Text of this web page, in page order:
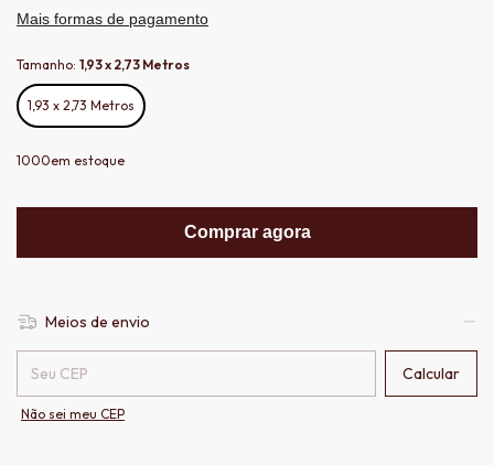
Mais formas de pagamento
Tamanho: 1,93 x 2,73 Metros
1,93 x 2,73 Metros
1000em estoque
Comprar agora
Meios de envio
Entregas para o CEP:
Calcular
Não sei meu CEP